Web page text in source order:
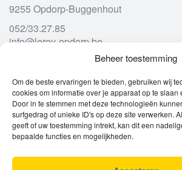
Beheer toestemming
Om de beste ervaringen te bieden, gebruiken wij
cookies om informatie over je apparaat op te slaan
Door in te stemmen met deze technologieën
surfgedrag of unieke ID's op deze site verwerken.
geeft of uw toestemming intrekt, kan dit een
bepaalde functies en mogelijkheden.
9255 Opdorp-Buggenhout
052/33.27.85
info@leroy-opdorp.be
Openingsuren
Ma
gesloten
Di
9u – 12u
13u – 18u00
Wo
9u – 12u
13u – 18u00
Do
9u – 12u
13u – 18u00
13u – 18u00